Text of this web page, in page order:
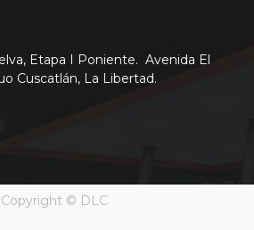
Etapa I Poniente. Avenida El
Cuscatlán, La Libertad.
Copyright © DLC